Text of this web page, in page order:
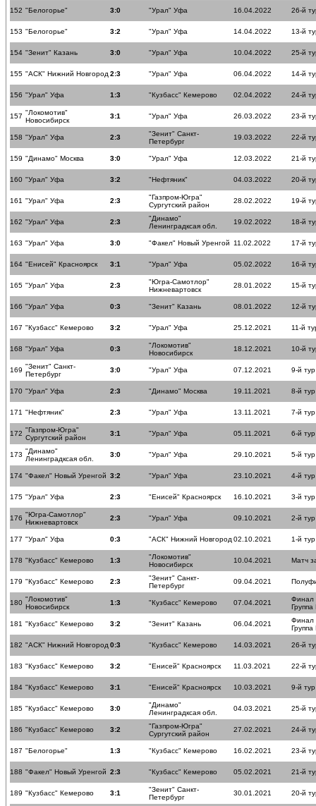
152 "Белогорье" 3:0 "Урал" Уфа 16.04.2022 26-й
153 "Белогорье" 3:2 "Урал" Уфа 14.04.2022 13-й
154 "Зенит" Казань 3:0 "Урал" Уфа 10.04.2022 25-й
155 "АСК" Нижний Новгород 2:3 "Урал" Уфа 06.04.2022 14-й
156 "Урал" Уфа 1:3 "Кузбасс" Кемерово 02.04.2022 24-й
157 "Локомотив"
Новосибирск
3:1 "Урал" Уфа 26.03.2022 23-й
158 "Урал" Уфа 2:3
"Зенит" Санкт-
Петербург
19.03.2022 22-й
159 "Динамо" Москва 3:0 "Урал" Уфа 12.03.2022 21-й
160 "Урал" Уфа 3:2 "Нефтяник" 04.03.2022 20-й
161 "Урал" Уфа 2:3
"Газпром-Югра"
Сургутский район
28.02.2022 19-й
162 "Урал" Уфа 2:3
"Динамо"
Ленинградксая обл.
19.02.2022 18-й
163 "Урал" Уфа 3:0 "Факел" Новый Уренгой 11.02.2022 17-й
164 "Енисей" Красноярск 3:1 "Урал" Уфа 05.02.2022 16-й
165 "Урал" Уфа 2:3
"Югра-Самотлор"
Нижневартовск
28.01.2022 15-й
166 "Урал" Уфа 0:3 "Зенит" Казань 08.01.2022 12-й
167 "Кузбасс" Кемерово 3:2 "Урал" Уфа 25.12.2021 11-й
168 "Урал" Уфа 0:3
"Локомотив"
Новосибирск
18.12.2021 10-й
169 "Зенит" Санкт-
Петербург
3:0 "Урал" Уфа 07.12.2021 9-й тур
170 "Урал" Уфа 2:3 "Динамо" Москва 19.11.2021 8-й тур
171 "Нефтяник" 2:3 "Урал" Уфа 13.11.2021 7-й тур
172 "Газпром-Югра"
Сургутский район
3:1 "Урал" Уфа 05.11.2021 6-й тур
173 "Динамо"
Ленинградксая обл.
3:0 "Урал" Уфа 29.10.2021 5-й тур
174 "Факел" Новый Уренгой 3:2 "Урал" Уфа 23.10.2021 4-й тур
175 "Урал" Уфа 2:3 "Енисей" Красноярск 16.10.2021 3-й тур
176 "Югра-Самотлор"
Нижневартовск
2:3 "Урал" Уфа 09.10.2021 2-й тур
177 "Урал" Уфа 0:3 "АСК" Нижний Новгород 02.10.2021 1-й тур
178 "Кузбасс" Кемерово 1:3
"Локомотив"
Новосибирск
10.04.2021 Матч
179 "Кузбасс" Кемерово 2:3
"Зенит" Санкт-
Петербург
09.04.2021
180 "Локомотив"
Новосибирск
1:3 "Кузбасс" Кемерово 07.04.2021
Финал
Группа
181 "Кузбасс" Кемерово 3:2 "Зенит" Казань 06.04.2021
Финал
Группа
182 "АСК" Нижний Новгород 0:3 "Кузбасс" Кемерово 14.03.2021 26-й
183 "Кузбасс" Кемерово 3:2 "Енисей" Красноярск 11.03.2021 22-й
184 "Кузбасс" Кемерово 3:1 "Енисей" Красноярск 10.03.2021 9-й тур
185 "Кузбасс" Кемерово 3:0
"Динамо"
Ленинградксая обл.
04.03.2021 25-й
186 "Кузбасс" Кемерово 3:2
"Газпром-Югра"
Сургутский район
27.02.2021 24-й
187 "Белогорье" 1:3 "Кузбасс" Кемерово 16.02.2021 23-й
188 "Факел" Новый Уренгой 2:3 "Кузбасс" Кемерово 05.02.2021 21-й
189 "Кузбасс" Кемерово 3:1
"Зенит" Санкт-
Петербург
30.01.2021 20-й